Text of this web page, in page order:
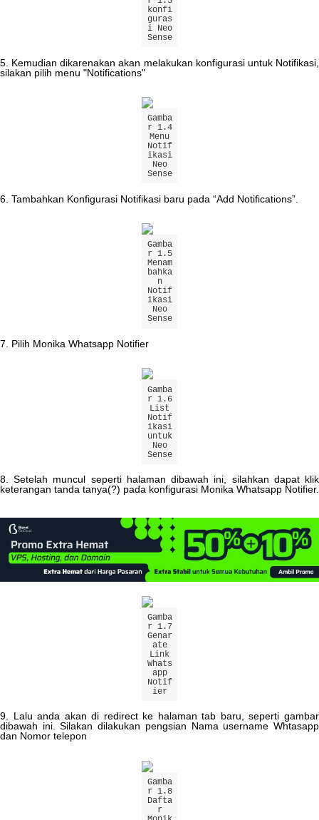
konfi
guras
i
Neo
Sense
5 Kemudian dikarenakan akan melakukan konfigurasi untuk Notifikasi
silakan pilih menu "Notifications"
Gamba
r
1.4
Menu
Notif
ikasi
Neo
Sense
6 Tambahkan Konfigurasi Notifikasi baru pada “Add Notifications”
Gamba
r
1. 5
Menam
bahka
n
Notif
ikasi
Neo
Sense
7 Pilih Monika Whatsapp Notifier
Gamba
r
1. 6
List
Notif
ikasi
untuk
Neo
Sense
8 Setelah muncul seperti halaman dibawah ini silahkan dapat klik
keterangan tanda tanya(?) pada konfigurasi Monika Whatsapp Notifier.
Gamba
r
1. 7
Genar
ate
Link
Whats
app
Notif
ier
9. Lalu anda akan di redirect ke halaman tab baru, seperti gambar
dibawah ini. Silakan dilakukan pengsian Nama username Whtasapp
dan Nomor telepon
Gamba
r
1.8
Dafta
r